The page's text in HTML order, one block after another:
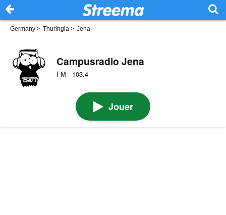
Germany > Thuringia > Jena
Campusradio Jena
FM · 103.4
Jouer